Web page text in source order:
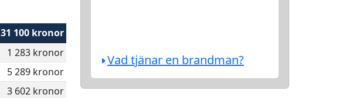
31 100 kronor
1 283 kronor
5 289 kronor
3 602 kronor
Vad tjänar en brandman?